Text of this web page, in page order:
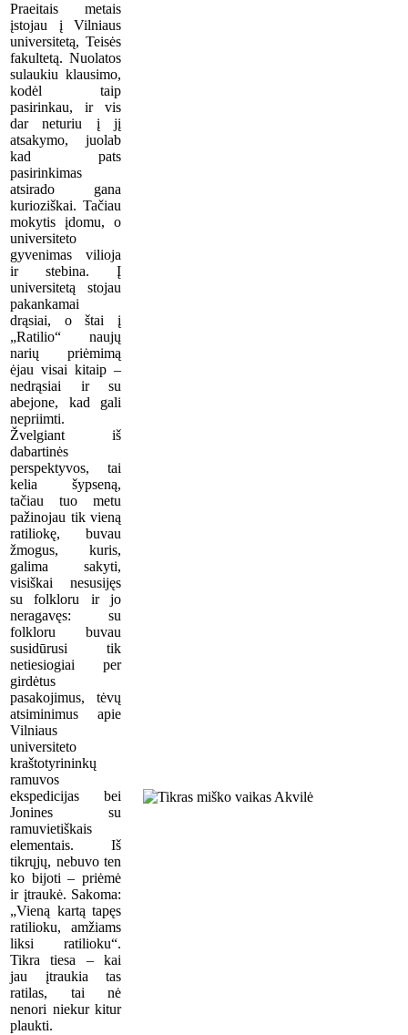
Praeitais metais
įstojau į Vilniaus
universitetą, Teisės
fakultetą. Nuolatos
sulaukiu klausimo,
kodėl taip
pasirinkau, ir vis
dar neturiu į jį
atsakymo, juolab
kad pats
pasirinkimas
atsirado gana
kurioziškai. Tačiau
mokytis įdomu, o
universiteto
gyvenimas vilioja
ir stebina. Į
universitetą stojau
pakankamai
drąsiai, o štai į
„Ratilio“ naujų
narių priėmimą
ėjau visai kitaip –
nedrąsiai ir su
abejone, kad gali
nepriimti.
Žvelgiant iš
dabartinės
perspektyvos, tai
kelia šypseną,
tačiau tuo metu
pažinojau tik vieną
ratiliokę, buvau
žmogus, kuris,
galima sakyti,
visiškai nesusijęs
su folkloru ir jo
neragavęs: su
folkloru buvau
susidūrusi tik
netiesiogiai per
girdėtus
pasakojimus, tėvų
atsiminimus apie
Vilniaus
universiteto
kraštotyrininkų
ramuvos
ekspedicijas bei
Jonines su
ramuvietiškais
elementais. Iš
tikrųjų, nebuvo ten
ko bijoti – priėmė
ir įtraukė. Sakoma:
„Vieną kartą tapęs
ratilioku, amžiams
liksi ratilioku“.
Tikra tiesa – kai
jau įtraukia tas
ratilas, tai nė
nenori niekur kitur
plaukti.